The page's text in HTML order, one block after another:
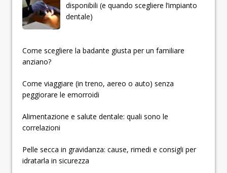
disponibili (e quando scegliere l’impianto
dentale)
­­­­­Come scegliere la badante giusta per un familiare
anziano?
Come viaggiare (in treno, aereo o auto) senza
peggiorare le emorroidi
Alimentazione e salute dentale: quali sono le
correlazioni
Pelle secca in gravidanza: cause, rimedi e consigli per
idratarla in sicurezza